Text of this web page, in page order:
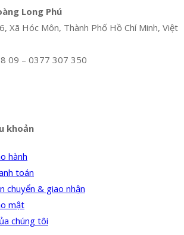
Long Phú
Xã Hóc Môn, Thành Phố Hồ Chí Minh, Việt
09 – 0377 307 350
khoản
hành
toán
chuyển & giao nhận
mật
chúng tôi